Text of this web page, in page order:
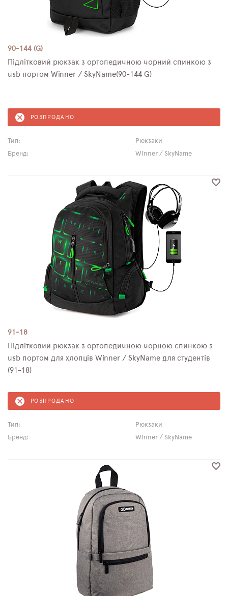
90-144 (G)
Підлітковий рюкзак з ортопедичною чорний спинкою з
usb портом Winner / SkyName(90-144 G)
РОЗПРОДАНО
Тип:
Рюкзаки
Бренд:
Winner / SkyName
91-18
Підлітковий рюкзак з ортопедичною чорною спинкою з
usb портом для хлопців Winner / SkyName для студентів
(91-18)
РОЗПРОДАНО
Тип:
Рюкзаки
Бренд:
Winner / SkyName